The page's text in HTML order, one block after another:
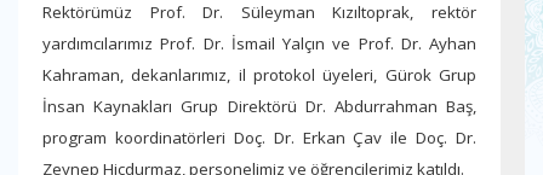
Rektörümüz Prof. Dr. Süleyman Kızıltoprak, rektör
yardımcılarımız Prof. Dr. İsmail Yalçın ve Prof. Dr. Ayhan
Kahraman, dekanlarımız, il protokol üyeleri, Gürok Grup
İnsan Kaynakları Grup Direktörü Dr. Abdurrahman Baş,
program koordinatörleri Doç. Dr. Erkan Çav ile Doç. Dr.
Zeynep Hiçdurmaz, personelimiz ve öğrencilerimiz katıldı.